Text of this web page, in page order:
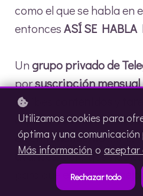
como el que se habla en
entoncesASÍ SE HABLA
Ungrupo privado de
porsuscripción mensual
recibes
español suene más
de entrenamiento
avances, para que
para que
entiendas
Utilizamos cookies para
óptima y una
Más información o aceptar
Rechazar todo